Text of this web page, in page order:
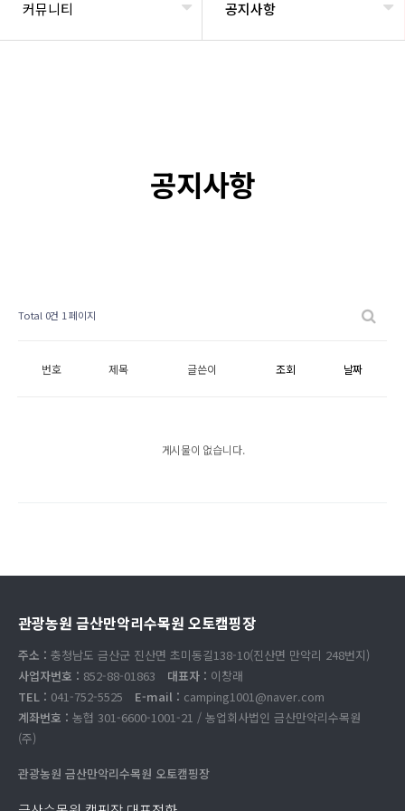
커뮤니티 공지사항
공지사항
Total 0건 1 페이지
번호 제목 글쓴이 조회 날짜
게시물이 없습니다.
관광농원 금산만악리수목원 오토캠핑장
주소 : 충청남도 금산군 진산면 초미동길138-10(진산면 만악리 248번지)
사업자번호 : 852-88-01863 대표자 : 이창래
TEL : 041-752-5525 E-mail : camping1001@naver.com
계좌번호 : 농협 301-6600-1001-21 / 농업회사법인 금산만악리수목원
(주)
관광농원 금산만악리수목원 오토캠핑장